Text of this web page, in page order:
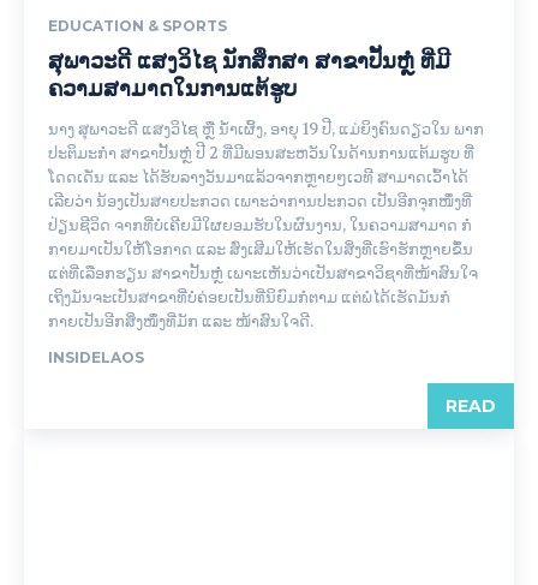
EDUCATION & SPORTS
ສຸພາວະດີ ແສງວິໄຊ ນັກສຶກສາ ສາຂາປັ້ນຫຼໍ່ ທີ່ມີ
ຄວາມສາມາດໃນການແຕ້ຮູບ
ນາງ ສຸພາວະດີ ແສງວິໄຊ ຫຼື ນ້ຳເຜິ້ງ, ອາຍຸ 19 ປີ, ແມ່ຍິງຄົນດຽວໃນ ພາກ
ປະຕິມະກຳ ສາຂາປັ້ນຫຼໍ່ ປີ 2 ທີ່ມີພອນສະຫວັນໃນດ້ານການແຕ້ມຮູບ ທີ່
ໂດດເດັ່ນ ແລະ ໄດ້ຮັບລາງວັນມາແລ້ວຈາກຫຼາຍໆເວທີ ສາມາດເວົ້າໄດ້
ເລີຍວ່າ ນ້ອງເປັນສາຍປະກວດ ເພາະວ່າການປະກວດ ເປັນອີກຈຸກໜຶ່ງທີ່
ປ່ຽນຊີວິດ ຈາກທີ່ບໍ່ເຄີຍມີໃຜຍອມຮັບໃນຜົນງານ, ໃນຄວາມສາມາດ ກໍ
ກາຍມາເປັນໃຫ້ໂອກາດ ແລະ ສົ່ງເສີມໃຫ້ເຮັດໃນສິ່ງທີ່ເຮົາຮັກຫຼາຍຂຶ້ນ
ແຕ່ທີ່ເລືອກຮຽນ ສາຂາປັ້ນຫຼໍ່ ເພາະເຫັນວ່າເປັນສາຂາວິຊາທີ່ໜ້າສົນໃຈ
ເຖິງມັນຈະເປັນສາຂາທີ່ບໍ່ຄ່ອຍເປັນທີ່ນິຍົມກໍຕາມ ແຕ່ພໍໄດ້ເຮັດມັນກໍ
ກາຍເປັນອີກສິ່ງໜຶ່ງທີ່ມັກ ແລະ ໜ້າສົນໃຈດີ.
INSIDELAOS
READ